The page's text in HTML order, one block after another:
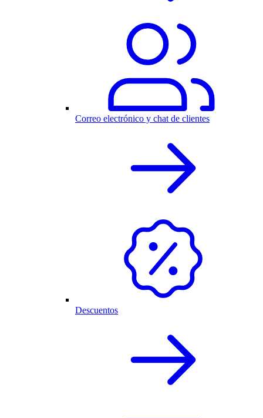
Correo electrónico y chat de clientes
Descuentos